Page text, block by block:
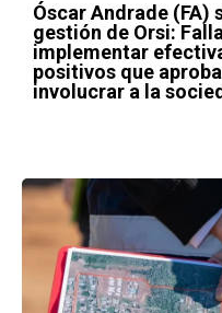
Óscar Andrade (FA)
gestión de Orsi:
implementar
positivos que
involucrar a la